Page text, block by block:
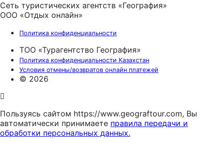
Сеть туристических агентств «География»
ООО «Отдых онлайн»
Политика конфиденциальности
ТОО «Турагентство География»
Политика конфиденциальности Казахстан
Условия отмены/возвратов онлайн платежей
© 2026
Пользуясь сайтом https://www.geograftour.com, Вы
автоматически принимаете правила передачи и
обработки персональных данных.